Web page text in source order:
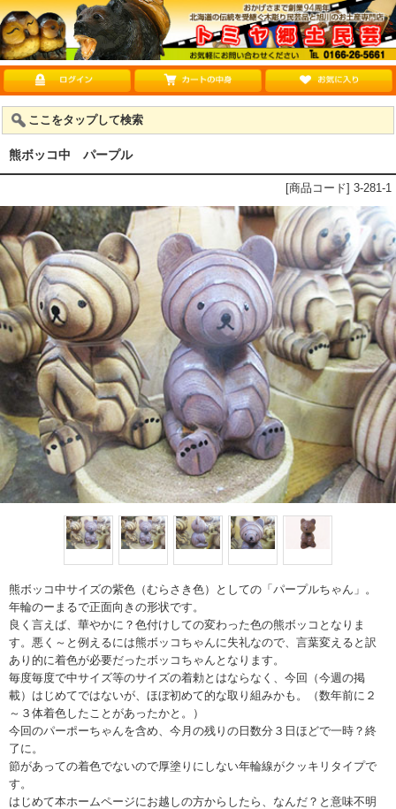
ここをタップして検索
熊ボッコ中 パープル
[商品コード] 3-281-1
熊ボッコ中サイズの紫色（むらさき色）としての「パープルちゃん」。
年輪のーまるで正面向きの形状です。
良く言えば、華やかに？色付けしての変わった色の熊ボッコとなりま
す。悪く～と例えるには熊ボッコちゃんに失礼なので、言葉変えると訳
あり的に着色が必要だったボッコちゃんとなります。
毎度毎度で中サイズ等のサイズの着勅とはならなく、今回（今週の掲
載）はじめてではないが、ほぼ初めて的な取り組みかも。（数年前に２
～３体着色したことがあったかと。）
今回のパーポーちゃんを含め、今月の残りの日数分３日ほどで一時？終
了に。
節があっての着色でないので厚塗りにしない年輪線がクッキリタイプで
す。
はじめて本ホームページにお越しの方からしたら、なんだ？と意味不明